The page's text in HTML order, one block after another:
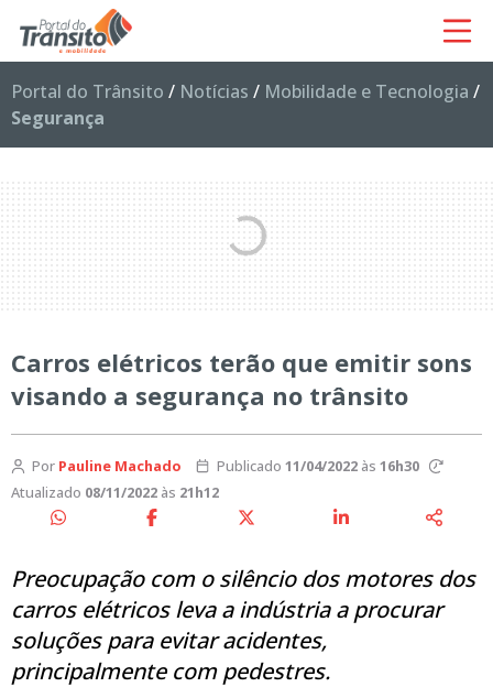
Portal do Trânsito / Notícias / Mobilidade e Tecnologia /
Segurança
Carros elétricos terão que emitir sons
visando a segurança no trânsito
Por Pauline Machado Publicado 11/04/2022às 16h30
Atualizado 08/11/2022 às 21h12
Preocupação com o silêncio dos motores dos
carros elétricos leva a indústria a procurar
soluções para evitar acidentes,
principalmente com pedestres.